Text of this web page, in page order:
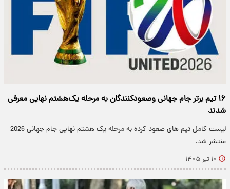
۱۶ تیم برتر جام جهانی وصعودکنندگان به مرحله یک‌هشتم نهایی معرفی
شدند
لیست کامل تیم های صعود کرده به مرحله یک هشتم نهایی جام جهانی 2026
منتشر شد.
۱۰ تیر ۱۴۰۵